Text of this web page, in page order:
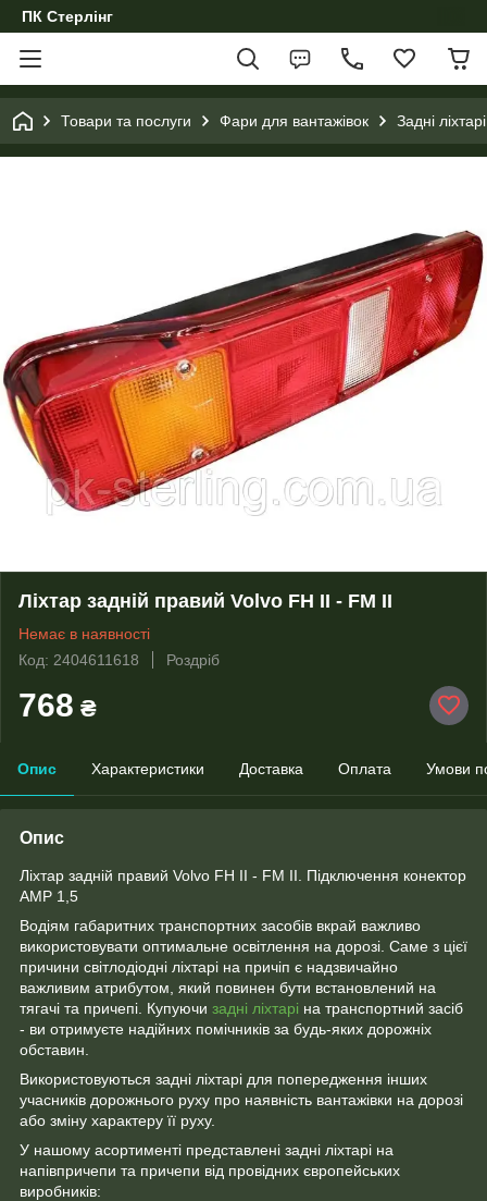
ПК Стерлінг
Товари та послуги Фари для вантажівок Задні ліхтарі
Ліхтар задній правий Volvo FH II - FM II
Немає в наявності
Код: 2404611618
Роздріб
768 ₴
Опис Характеристики Доставка Оплата Умови
Опис
Ліхтар задній правий Volvo FH II - FM II. Підключення конектор
AMP 1,5
Водіям габаритних транспортних засобів вкрай важливо
використовувати оптимальне освітлення на дорозі. Саме з цієї
причини світлодіодні ліхтарі на причіп є надзвичайно
важливим атрибутом, який повинен бути встановлений на
тягачі та причепі. Купуючи задні ліхтарі на транспортний засіб
- ви отримуєте надійних помічників за будь-яких дорожніх
обставин.
Використовуються задні ліхтарі для попередження інших
учасників дорожнього руху про наявність вантажівки на дорозі
або зміну характеру її руху.
У нашому асортименті представлені задні ліхтарі на
напівпричепи та причепи від провідних європейських
виробників: